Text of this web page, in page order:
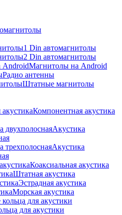
1 Din автомагнитолы
2 Din автомагнитолы
Магнитолы на Android
Радио антенны
Штатные магнитолы
Компонентная акустика
Акустика
Акустика
Коаксиальная акустика
Штатная акустика
Эстрадная акустика
Морская акустика
для акустики